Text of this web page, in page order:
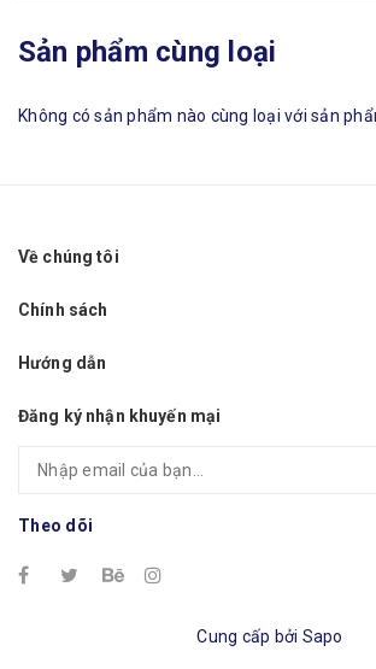
Sản phẩm cùng loại
Không có sản phẩm nào cùng loại với sản
Về chúng tôi
Chính sách
Hướng dẫn
Đăng ký nhận khuyến mại
Theo dõi
Cung cấp bởi Sapo